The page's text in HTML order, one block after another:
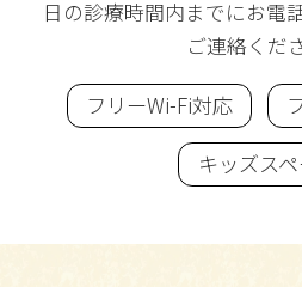
日の診療時間内までにお電
ご連絡くだ
フリーWi-Fi対応
キッズス